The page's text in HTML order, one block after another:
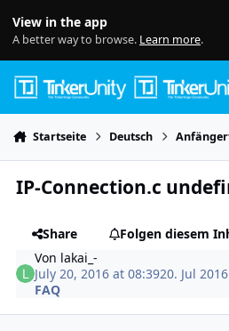
View in the app
A better way to browse. Learn more.
Startseite Deutsch
IP-Connection.c
Share
Folgen diesem
Von lakai_-
July 20, 2016 at 08:3920. Jul 2016
FAQ